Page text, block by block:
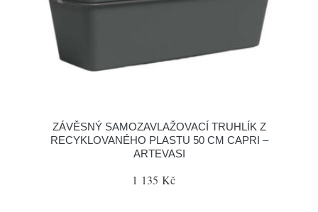
ZÁVĚSNÝ SAMOZAVLAŽOVACÍ TRUHLÍK Z
RECYKLOVANÉHO PLASTU 50 CM CAPRI –
ARTEVASI
1 135 Kč